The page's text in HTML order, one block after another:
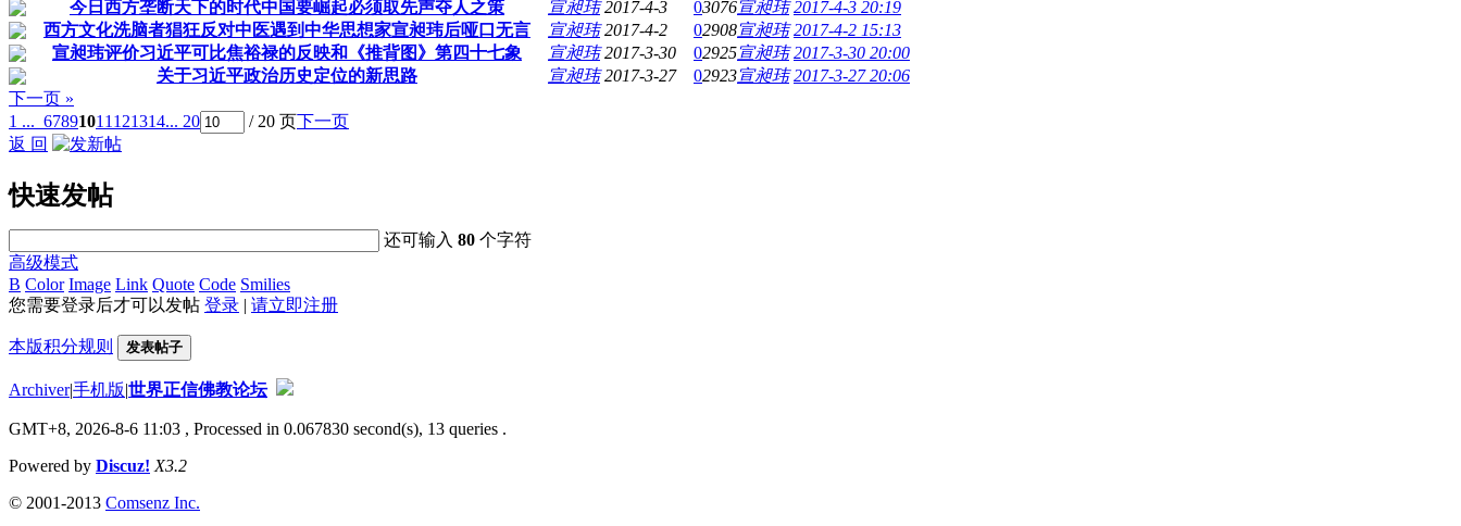
今日西方垄断天下的时代中国要崛起必须取先声夺人之策
宣昶玮 2017-4-3 03076宣昶玮 2017-4-3 20:19
西方文化洗脑者猖狂反对中医遇到中华思想家宣昶玮后哑口无言
宣昶玮 2017-4-2 02908宣昶玮 2017-4-2 15:13
宣昶玮评价习近平可比焦裕禄的反映和《推背图》第四十七象
宣昶玮 2017-3-30 02925宣昶玮 2017-3-30 20:00
关于习近平政治历史定位的新思路
宣昶玮 2017-3-27 02923宣昶玮 2017-3-27 20:06
下一页 »
1 ... 67891011 121314... 20 / 20 页下一页
返 回
快速发帖
还可输入80 个字符
高级模式
B Color Image Link Quote Code Smilies
您需要登录后才可以发帖 登录 | 请立即注册
本版积分规则 发表帖子
Archiver|手机版|世界正信佛教论坛
GMT+8, 2026-8-6 11:03 , Processed in 0.067830 second(s), 13 queries .
Powered by Discuz! X3.2
© 2001-2013 Comsenz Inc.